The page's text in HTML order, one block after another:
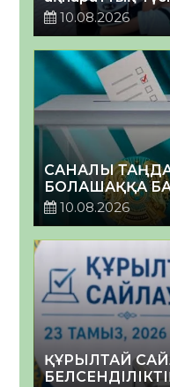
10.08.2026
САНАЛЫ
БОЛАШАҚҚА
10.08.2026
ҚҰРЫЛТАЙ